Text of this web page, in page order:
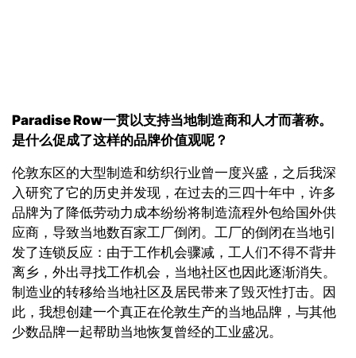
Paradise Row一贯以支持当地制造商和人才而著称。
是什么促成了这样的品牌价值观呢？
伦敦东区的大型制造和纺织行业曾一度兴盛，之后我深
入研究了它的历史并发现，在过去的三四十年中，许多
品牌为了降低劳动力成本纷纷将制造流程外包给国外供
应商，导致当地数百家工厂倒闭。工厂的倒闭在当地引
发了连锁反应：由于工作机会骤减，工人们不得不背井
离乡，外出寻找工作机会，当地社区也因此逐渐消失。
制造业的转移给当地社区及居民带来了毁灭性打击。因
此，我想创建一个真正在伦敦生产的当地品牌，与其他
少数品牌一起帮助当地恢复曾经的工业盛况。